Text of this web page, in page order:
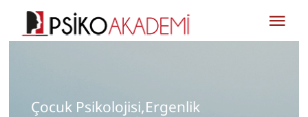
to
Danışmanlık
Çocuk Psikolojisi,Ergenlik